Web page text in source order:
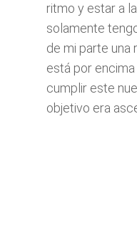
ritmo y estar a
solamente
de mi parte una
está por
cumplir este
objetivo era